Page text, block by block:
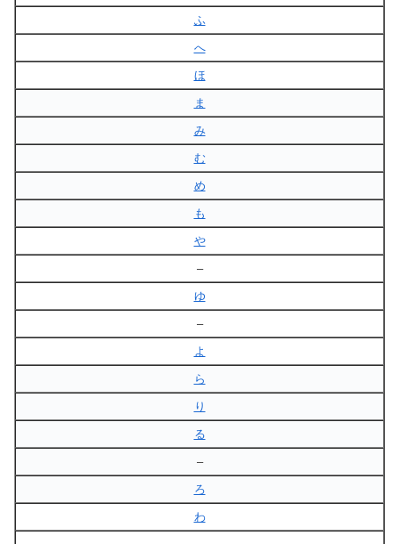
ふ
へ
ほ
ま
み
む
め
も
や
–
ゆ
–
よ
ら
り
る
–
ろ
わ